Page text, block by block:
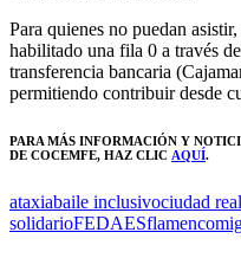
Para quienes no puedan
habilitado una fila 0 a través
transferencia bancaria
permitiendo contribuir desde
PARA MÁS INFORMACIÓN Y
DE COCEMFE, HAZ CLIC AQUÍ.
ataxiabaile inclusivociudad real
solidarioFEDAESflamenco